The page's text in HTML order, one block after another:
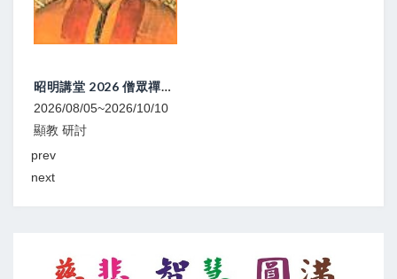
昭明講堂 2026 僧眾禪修研習營
2026/08/05~2026/10/10
顯教 研討
prev
next